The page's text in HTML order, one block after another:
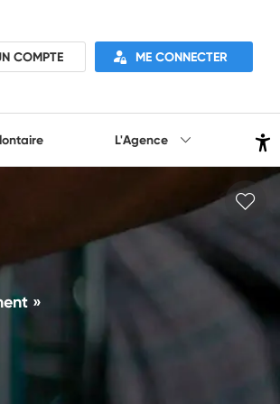
COMPTE ME CONNECTER
L'Agence
»